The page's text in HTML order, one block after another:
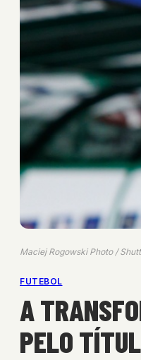
Maciej Rogowski Photo /
FUTEBOL
A
PELO